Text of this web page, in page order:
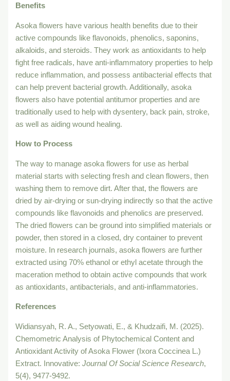
Benefits
Asoka flowers have various health benefits due to their
active compounds like flavonoids, phenolics, saponins,
alkaloids, and steroids. They work as antioxidants to help
fight free radicals, have anti-inflammatory properties to help
reduce inflammation, and possess antibacterial effects that
can help prevent bacterial growth. Additionally, asoka
flowers also have potential antitumor properties and are
traditionally used to help with dysentery, back pain, stroke,
as well as aiding wound healing.
How to Process
The way to manage asoka flowers for use as herbal
material starts with selecting fresh and clean flowers, then
washing them to remove dirt. After that, the flowers are
dried by air-drying or sun-drying indirectly so that the active
compounds like flavonoids and phenolics are preserved.
The dried flowers can be ground into simplified materials or
powder, then stored in a closed, dry container to prevent
moisture. In research journals, asoka flowers are further
extracted using 70% ethanol or ethyl acetate through the
maceration method to obtain active compounds that work
as antioxidants, antibacterials, and anti-inflammatories.
References
Widiansyah, R. A., Setyowati, E., & Khudzaifi, M. (2025).
Chemometric Analysis of Phytochemical Content and
Antioxidant Activity of Asoka Flower (Ixora Coccinea L.)
Extract. Innovative:Journal Of Social Science Research,
5(4), 9477-9492.